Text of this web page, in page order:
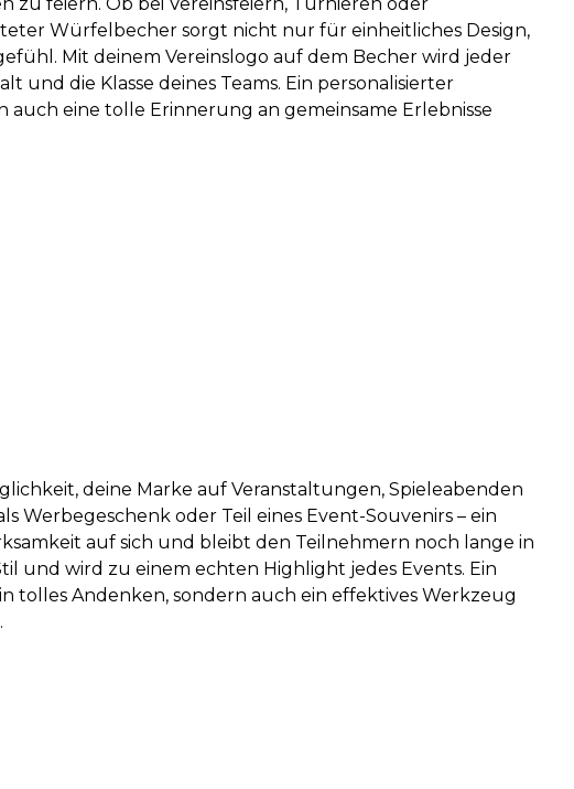
Würfelbecher sorgt nicht nur für einheitliches Design,
Mit deinem Vereinslogo auf dem Becher wird jeder
die Klasse deines Teams. Ein personalisierter
eine tolle Erinnerung an gemeinsame Erlebnisse
deine Marke auf Veranstaltungen, Spieleabenden
Werbegeschenk oder Teil eines Event-Souvenirs – ein
auf sich und bleibt den Teilnehmern noch lange in
und wird zu einem echten Highlight jedes Events. Ein
tolles Andenken, sondern auch ein effektives Werkzeug